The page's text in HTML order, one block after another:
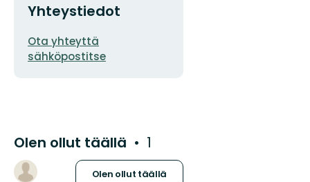
Yhteystiedot
Sähköpostiosoite
Ota yhteyttä
sähköpostitse
Olen ollut täällä 1
Olen ollut täällä